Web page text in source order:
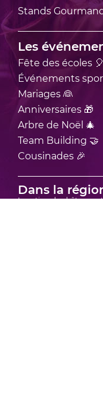
Stands
Les
Fête des écoles 🎈
Événements
Mariages 👰
Anniversaires 🎁
Arbre de Noël 🎄
Team Building 🤝
Cousinades 🎉
Dans la
Location de châteaux